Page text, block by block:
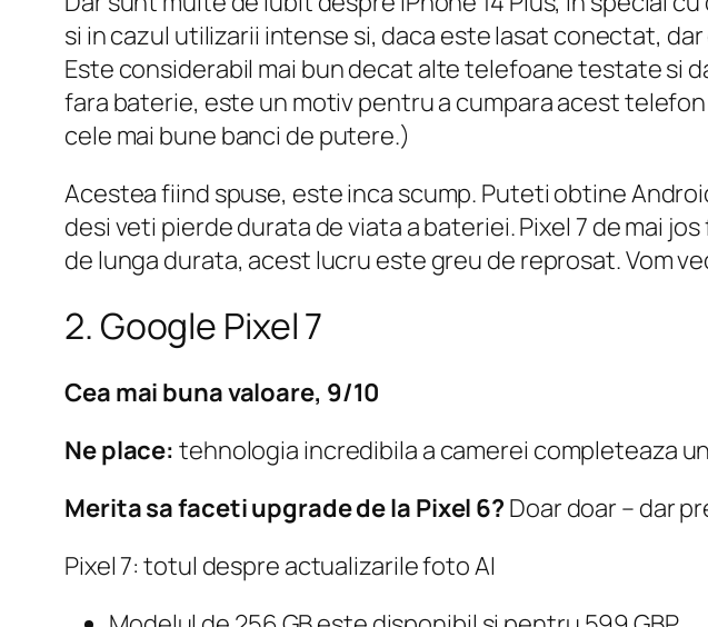
si in cazul utilizarii intense si, daca este lasat conectat,
Este considerabil mai bun decat alte telefoane testate si
fara baterie, este un motiv pentru a cumpara acest
cele mai bune banci de putere.)
Acestea fiind spuse, este inca scump. Puteti obtine
desi veti pierde durata de viata a bateriei. Pixel 7 de mai
de lunga durata, acest lucru este greu de reprosat. Vom
2. Google Pixel 7
Cea mai buna valoare, 9/10
Ne place: tehnologia incredibila a camerei completeaza
Merita sa faceti upgrade de la Pixel 6? Doar doar – dar
Pixel 7: totul despre actualizarile foto AI